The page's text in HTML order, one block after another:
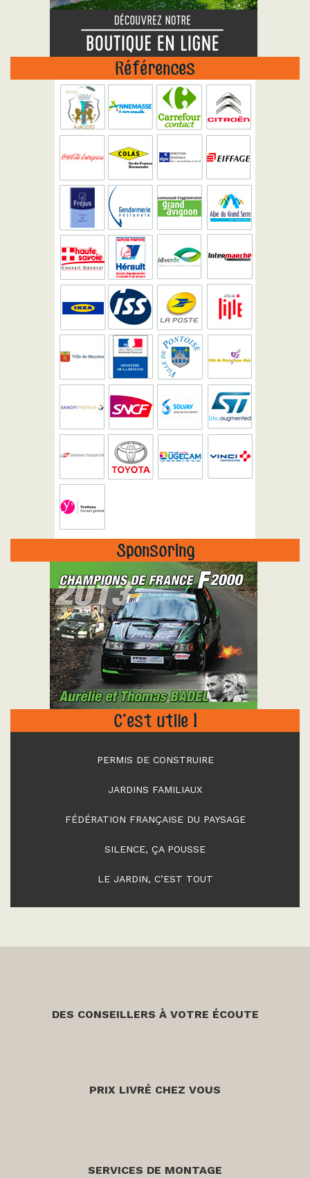
Références
Sponsoring
"
C’est utile !
PERMIS DE CONSTRUIRE
JARDINS FAMILIAUX
FÉDÉRATION FRANÇAISE DU PAYSAGE
SILENCE, ÇA POUSSE
LE JARDIN, C’EST TOUT
DES CONSEILLERS À VOTRE ÉCOUTE
PRIX LIVRÉ CHEZ VOUS
SERVICES DE MONTAGE